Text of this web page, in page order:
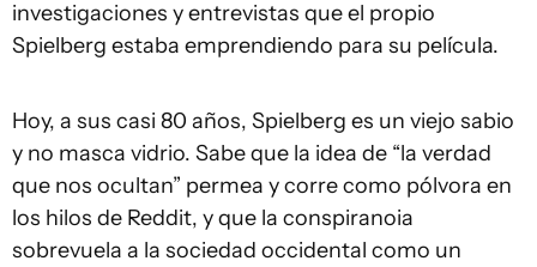
investigaciones y entrevistas que el propio
Spielberg estaba emprendiendo para su película.
Hoy, a sus casi 80 años, Spielberg es un viejo sabio
y no masca vidrio. Sabe que la idea de “la verdad
que nos ocultan” permea y corre como pólvora en
los hilos de Reddit, y que la conspiranoia
sobrevuela a la sociedad occidental como un